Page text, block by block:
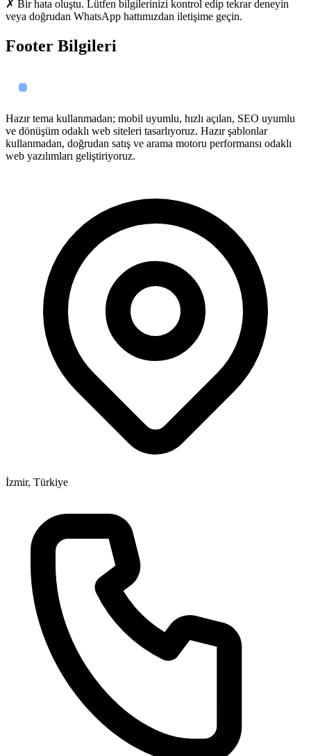
✗ Bir hata oluştu. Lütfen bilgilerinizi kontrol edip tekrar deneyin
veya doğrudan WhatsApp hattımızdan iletişime geçin.
Footer Bilgileri
Hazır tema kullanmadan; mobil uyumlu, hızlı açılan, SEO uyumlu
ve dönüşüm odaklı web siteleri tasarlıyoruz. Hazır şablonlar
kullanmadan, doğrudan satış ve arama motoru performansı odaklı
web yazılımları geliştiriyoruz.
İzmir, Türkiye